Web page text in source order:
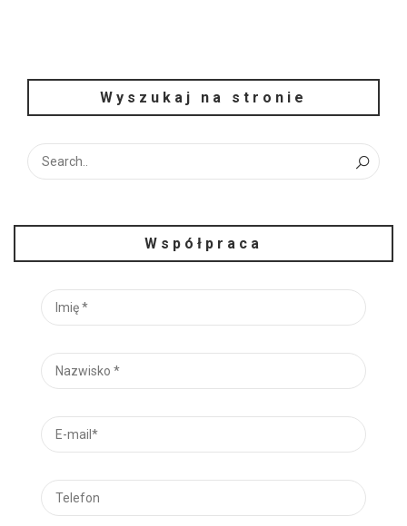
Wyszukaj na stronie
Współpraca